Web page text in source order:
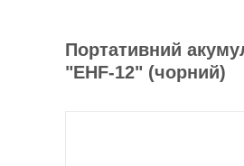
Портативний
"EHF-12" (чорний)